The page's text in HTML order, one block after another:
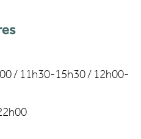
/ 11h30-15h30 / 12h00-